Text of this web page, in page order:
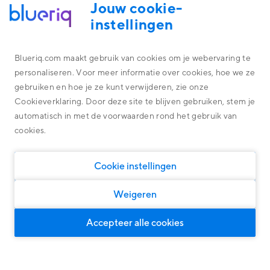
Platform
Alles omtrent de technologie achter ons platform
Blueriq Cloud
Nieuwste features
Research
Overheid
Financial Services
Software
Woningcorporaties
Algemene oplossingen
Persoonlijke klantreizen
Door middel van Dynamic Case Management
Voor intelligente en persoonlijke dialogen
Compliance
Ontdek wat onze oplossingen kunnen opleveren
Klanten Financial Services
Klanten Software
BLUERIQ PLATFORM FINANCIAL SERVICES
WERKEN BIJ
Jouw cookie-
instellingen
Blueriq.com maakt gebruik van cookies om je webervaring te
personaliseren. Voor meer informatie over cookies, hoe we ze
gebruiken en hoe je ze kunt verwijderen, zie onze
Cookieverklaring. Door deze site te blijven gebruiken, stem je
automatisch in met de voorwaarden rond het gebruik van
cookies.
Cookie instellingen
Weigeren
Accepteer alle cookies